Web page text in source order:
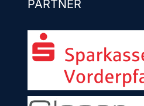
PARTNER